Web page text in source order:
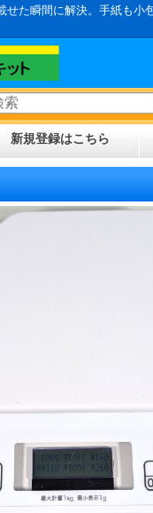
せた瞬間に解決。手紙も小
新規登録はこちら